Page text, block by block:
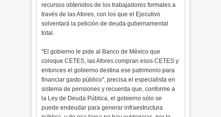
recursos obtenidos de los trabajadores formales a
través de las Afores, con los que el Ejecutivo
solventará la petición de deuda gubernamental
total.
"El gobierno le pide al Banco de México que
coloque CETES, las Afores compran esos CETES y
entonces el gobierno destina ese patrimonio para
financiar gasto público", precisa el especialista en
sistema de pensiones y recuerda que, conforme a
la Ley de Deuda Pública, el gobierno sólo se
puede endeudar para generar infraestructura